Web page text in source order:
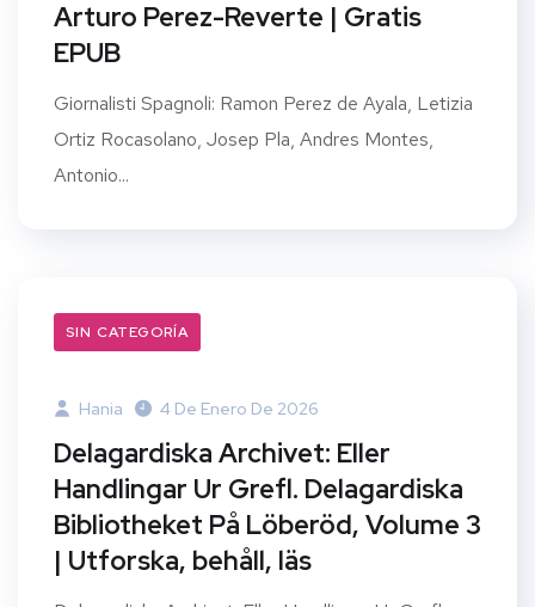
Arturo Perez-Reverte | Gratis
EPUB
Giornalisti Spagnoli: Ramon Perez de Ayala, Letizia
Ortiz Rocasolano, Josep Pla, Andres Montes,
Antonio...
SIN CATEGORÍA
Hania 4 De Enero De 2026
Delagardiska Archivet: Eller
Handlingar Ur Grefl. Delagardiska
Bibliotheket På Löberöd, Volume 3
| Utforska, behåll, läs